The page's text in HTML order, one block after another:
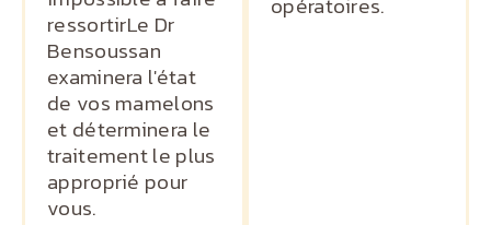
ressortirLe Dr
Bensoussan
examinera l'état
de vos mamelons
et déterminera le
traitement le plus
approprié pour
vous.